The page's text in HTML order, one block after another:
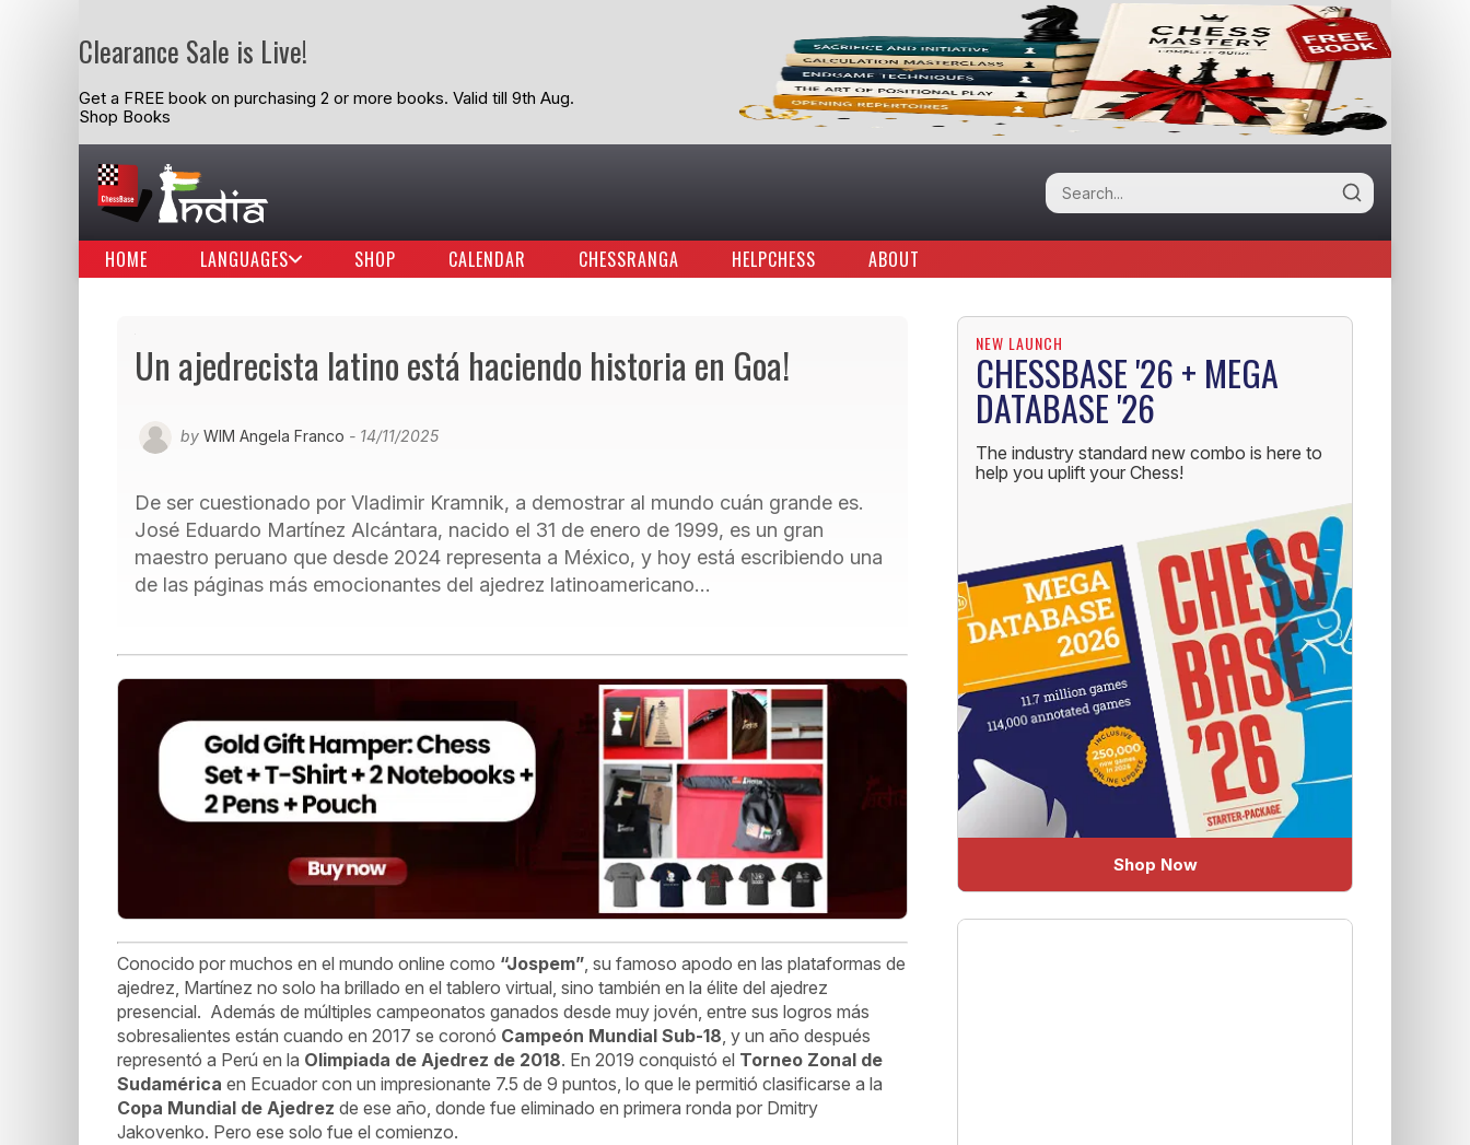
Clearance Sale is Live!
Get a FREE book on purchasing 2 or more books. Valid till 9th Aug.
Shop Books
HOME LANGUAGES SHOP CALENDAR CHESSRANGA HELPCHESS ABOUT
Un ajedrecista latino está haciendo historia en Goa!
by WIM Angela Franco - 14/11/2025
De ser cuestionado por Vladimir Kramnik, a demostrar al mundo cuán grande es.
José Eduardo Martínez Alcántara, nacido el 31 de enero de 1999, es un gran
maestro peruano que desde 2024 representa a México, y hoy está escribiendo una
de las páginas más emocionantes del ajedrez latinoamericano…
Conocido por muchos en el mundo online como “Jospem”, su famoso apodo en las plataformas de
ajedrez, Martínez no solo ha brillado en el tablero virtual, sino también en la élite del ajedrez
presencial. Además de múltiples campeonatos ganados desde muy jovén, entre sus logros más
sobresalientes están cuando en 2017 se coronó Campeón Mundial Sub-18, y un año después
representó a Perú en la Olimpiada de Ajedrez de 2018. En 2019 conquistó el Torneo Zonal de
Sudamérica en Ecuador con un impresionante 7.5 de 9 puntos, lo que le permitió clasificarse a la
Copa Mundial de Ajedrez de ese año, donde fue eliminado en primera ronda por Dmitry
Jakovenko. Pero ese solo fue el comienzo.
NEW LAUNCH
CHESSBASE '26 + MEGA
DATABASE '26
The industry standard new combo is here to
help you uplift your Chess!
Shop Now